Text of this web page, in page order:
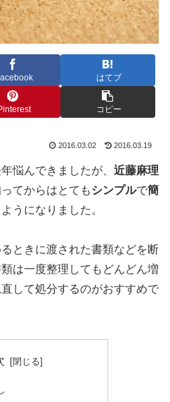
はてブ
コピー
2016.03.02 2016.03.19
悩んできましたが、 近藤麻理
ってからはとてもシンプルで簡
うになりました。
ときに渡された書類などを断
は一度整理してもどんどん増
して処分するのがおすすめで